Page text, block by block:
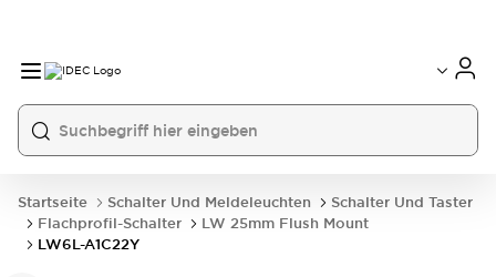
Startseite Schalter Und Meldeleuchten
Schalter Und Taster
Flachprofil-Schalter
LW 25mm Flush Mount
LW6L-A1C22Y